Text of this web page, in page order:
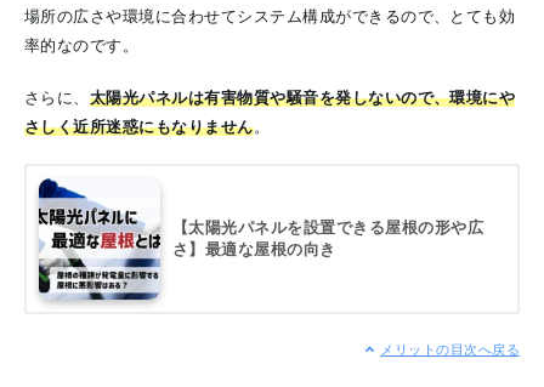
場所の広さや環境に合わせてシステム構成ができるので、とても効
率的なのです。
さらに、 太陽光パネルは有害物質や騒音を発しないので、環境にや
さしく近所迷惑にもなりません。
【太陽光パネルを設置できる屋根の形や広
さ】最適な屋根の向き
メリットの目次へ戻る